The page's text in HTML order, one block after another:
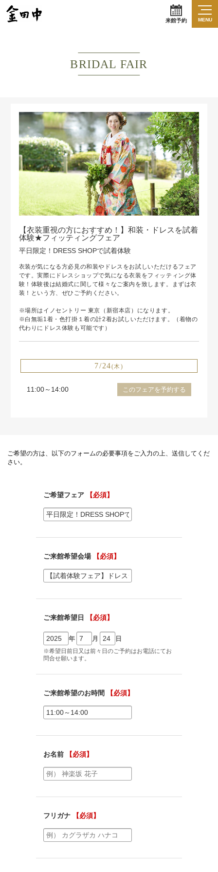
来館予約 MENU
BRIDAL FAIR
【衣装重視の方におすすめ！】和装・ドレスを試着
体験★フィッティングフェア
平日限定！DRESS SHOPで試着体験
衣装が気になる方必見の和装やドレスをお試しいただけるフェア
です。実際にドレスショップで気になる衣装をフィッティング体
験！体験後は結婚式に関して様々なご案内を致します。まずは衣
装！という方、ぜひご予約ください。
※場所はイノセントリー 東京（新宿本店）になります。
※白無垢1着・色打掛１着の計2着お試しいただけます。（着物の
代わりにドレス体験も可能です）
7/24(木)
11:00～14:00 このフェアを予約する